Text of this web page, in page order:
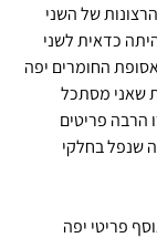
של השני
כדאית לשני
החומרים יפה
שאני מסתכל
הרבה פריטים
שנפל בחלקי
פריטי יפה